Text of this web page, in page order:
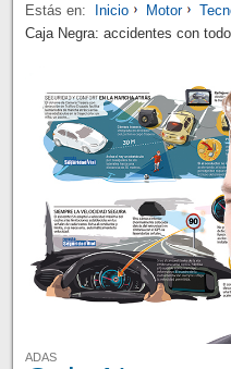
Estás en: Inicio Motor
Caja Negra: accidentes con
ADAS